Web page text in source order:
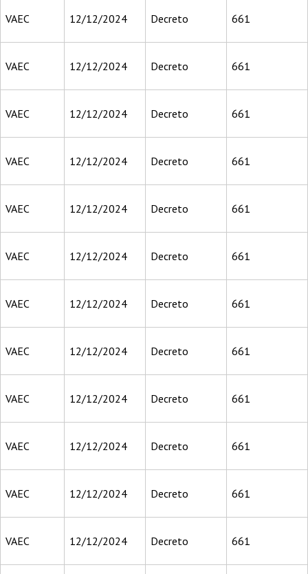
VAEC 12/12/2024 Decreto 661
VAEC 12/12/2024 Decreto 661
VAEC 12/12/2024 Decreto 661
VAEC 12/12/2024 Decreto 661
VAEC 12/12/2024 Decreto 661
VAEC 12/12/2024 Decreto 661
VAEC 12/12/2024 Decreto 661
VAEC 12/12/2024 Decreto 661
VAEC 12/12/2024 Decreto 661
VAEC 12/12/2024 Decreto 661
VAEC 12/12/2024 Decreto 661
VAEC 12/12/2024 Decreto 661